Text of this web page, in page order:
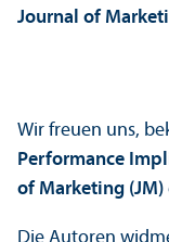
Journal of
Wir freuen uns,
Performance
of Marketing (JM)